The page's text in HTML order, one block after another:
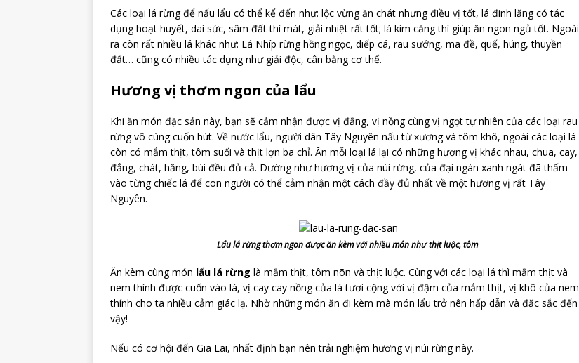
Các loại lá rừng để nấu lẩu có thể kể đến như: lộc vừng ăn chát nhưng điều vị tốt, lá đinh lăng có tác
dụng hoạt huyết, dai sức, sâm đất thì mát, giải nhiệt rất tốt; lá kim căng thì giúp ăn ngon ngủ tốt. Ngoài
ra còn rất nhiều lá khác như: Lá Nhíp rừng hồng ngọc, diếp cá, rau sướng, mã đề, quế, húng, thuyền
đất… cũng có nhiều tác dụng như giải độc, cân bằng cơ thể.
Hương vị thơm ngon của lẩu
Khi ăn món đặc sản này, bạn sẽ cảm nhận được vị đắng, vị nồng cùng vị ngọt tự nhiên của các loại rau
rừng vô cùng cuốn hút. Về nước lẩu, người dân Tây Nguyên nấu từ xương và tôm khô, ngoài các loại lá
còn có mắm thịt, tôm suối và thịt lợn ba chỉ. Ăn mỗi loại lá lại có những hương vị khác nhau, chua, cay,
đắng, chát, hăng, bùi đều đủ cả. Dường như hương vị của núi rừng, của đại ngàn xanh ngát đã thấm
vào từng chiếc lá để con người có thể cảm nhận một cách đầy đủ nhất về một hương vị rất Tây
Nguyên.
Lẩu lá rừng thơm ngon được ăn kèm với nhiều món như thịt luộc, tôm
Ăn kèm cùng món lẩu lá rừng là mắm thịt, tôm nõn và thịt luộc. Cùng với các loại lá thì mắm thịt và
nem thính được cuốn vào lá, vị cay cay nồng của lá tươi cộng với vị đậm của mắm thịt, vị khô của nem
thính cho ta nhiều cảm giác lạ. Nhờ những món ăn đi kèm mà món lẩu trở nên hấp dẫn và đặc sắc đến
vậy!
Nếu có cơ hội đến Gia Lai, nhất định bạn nên trải nghiệm hương vị núi rừng này.